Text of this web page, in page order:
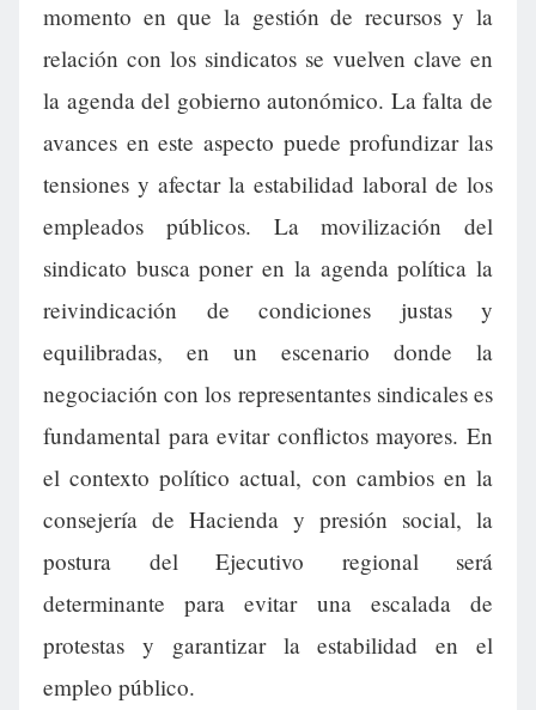
momento en que la gestión de recursos y la
relación con los sindicatos se vuelven clave en
la agenda del gobierno autonómico. La falta de
avances en este aspecto puede profundizar las
tensiones y afectar la estabilidad laboral de los
empleados públicos. La movilización del
sindicato busca poner en la agenda política la
reivindicación de condiciones justas y
equilibradas, en un escenario donde la
negociación con los representantes sindicales es
fundamental para evitar conflictos mayores. En
el contexto político actual, con cambios en la
consejería de Hacienda y presión social, la
postura del Ejecutivo regional será
determinante para evitar una escalada de
protestas y garantizar la estabilidad en el
empleo público.